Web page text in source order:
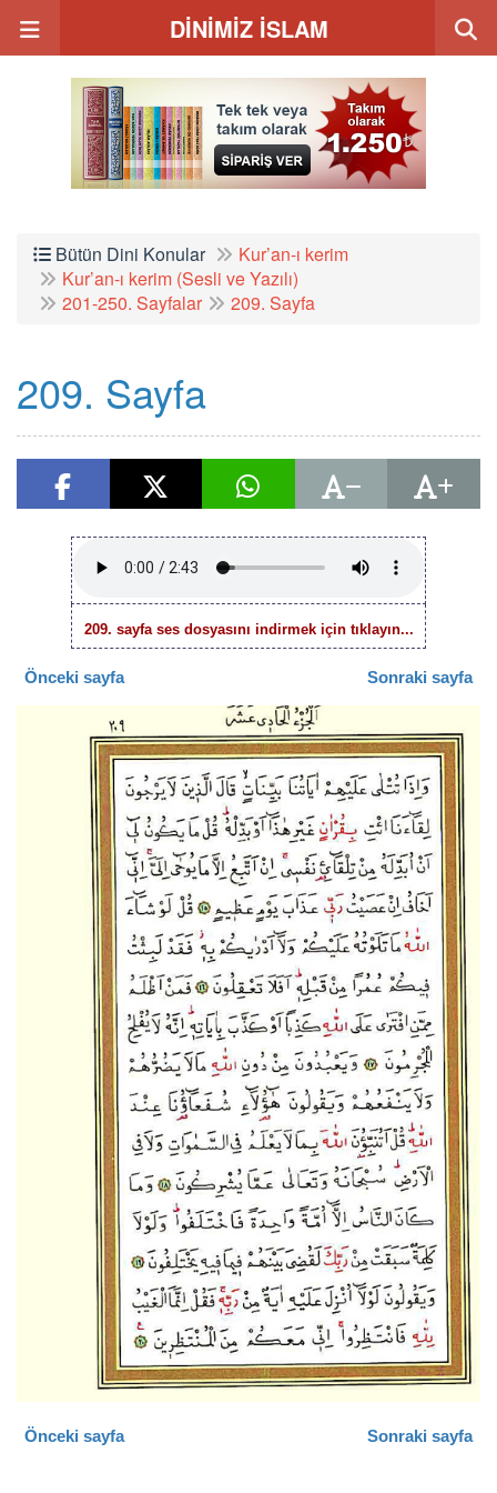
DİNİMİZ İSLAM
Bütün Dini Konular
Kur’an-ı kerim
Kur’an-ı kerim (Sesli ve Yazılı)
201-250. Sayfalar
209. Sayfa
209. Sayfa
209. sayfa ses dosyasını indirmek için tıklayın...
Önceki sayfa Sonraki sayfa
Önceki sayfa Sonraki sayfa